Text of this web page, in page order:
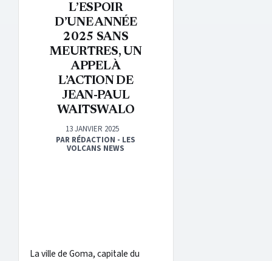
L’ESPOIR
D’UNE ANNÉE
2025 SANS
MEURTRES, UN
APPEL À
L’ACTION DE
JEAN-PAUL
WAITSWALO
13 JANVIER 2025
PAR RÉDACTION - LES
VOLCANS NEWS
La ville de Goma, capitale du